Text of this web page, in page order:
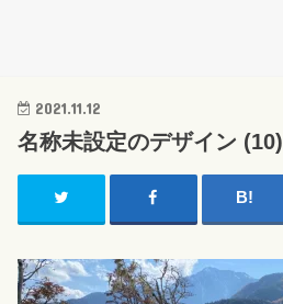
2021.11.12
名称未設定のデザイン (10)